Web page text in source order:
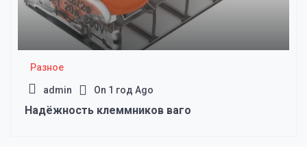
Разное
admin On 1 год Ago
Надёжность клеммников ваго